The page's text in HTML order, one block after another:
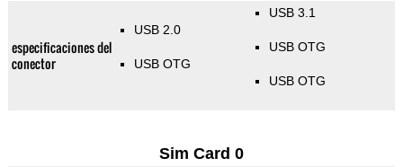
especificaciones del
conector
USB 2.0
USB OTG
USB 3.1
USB OTG
USB OTG
Sim Card 0